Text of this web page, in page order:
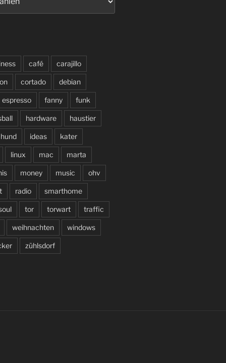
café carajillo
cortado debian
espresso fanny funk
hardware haustier
hund ideas kater
linux mac marta
money music ohv
radio smarthome
tor torwart traffic
weihnachten windows
zühlsdorf